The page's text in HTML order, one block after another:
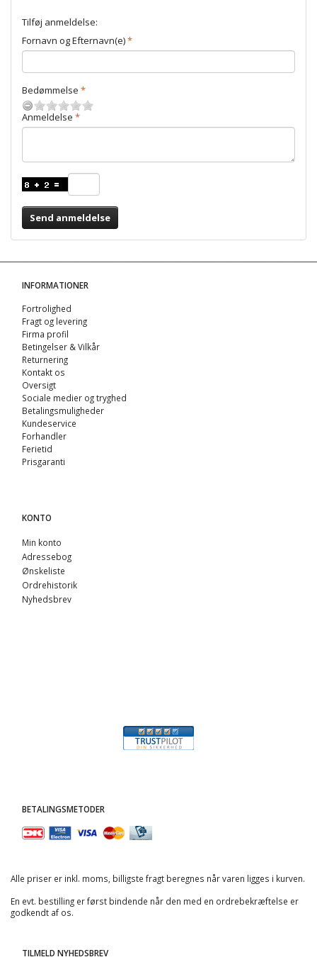
Tilføj anmeldelse:
Fornavn og Efternavn(e)
Bedømmelse
Anmeldelse
Send anmeldelse
INFORMATIONER
Fortrolighed
Fragt og levering
Firma profil
Betingelser & Vilkår
Returnering
Kontakt os
Oversigt
Sociale medier og tryghed
Betalingsmuligheder
Kundeservice
Forhandler
Ferietid
Prisgaranti
KONTO
Min konto
Adressebog
Ønskeliste
Ordrehistorik
Nyhedsbrev
BETALINGSMETODER
Alle priser er inkl. moms, billigste fragt beregnes når varen ligges i kurven.
En evt. bestilling er først bindende når den med en ordrebekræftelse er
godkendt af os.
TILMELD NYHEDSBREV